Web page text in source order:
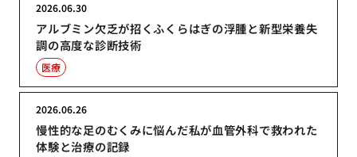
アルブミン欠乏が招くふくらはぎの浮腫と新型栄養失
調の高度な診断技術
2026.06.30
医療
慢性的な足のむくみに悩んだ私が血管外科で救われた
体験と治療の記録
2026.06.26